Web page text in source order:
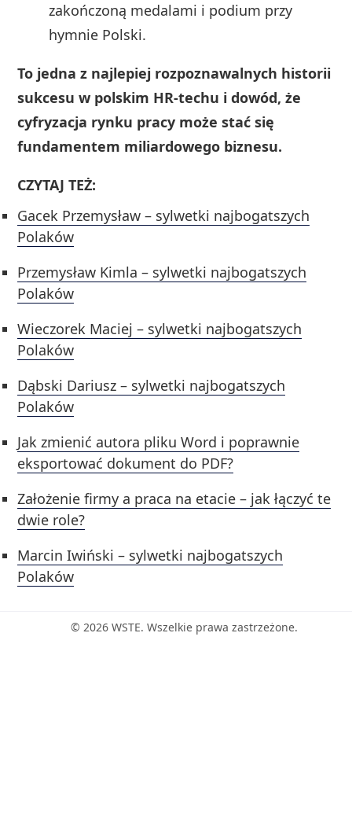
zakończoną medalami i podium przy
hymnie Polski.
To jedna z najlepiej rozpoznawalnych historii
sukcesu w polskim HR-techu i dowód, że
cyfryzacja rynku pracy może stać się
fundamentem miliardowego biznesu.
CZYTAJ TEŻ:
Gacek Przemysław – sylwetki najbogatszych
Polaków
Przemysław Kimla – sylwetki najbogatszych
Polaków
Wieczorek Maciej – sylwetki najbogatszych
Polaków
Dąbski Dariusz – sylwetki najbogatszych
Polaków
Jak zmienić autora pliku Word i poprawnie
eksportować dokument do PDF?
Założenie firmy a praca na etacie – jak łączyć te
dwie role?
Marcin Iwiński – sylwetki najbogatszych
Polaków
© 2026 WSTE. Wszelkie prawa zastrzeżone.